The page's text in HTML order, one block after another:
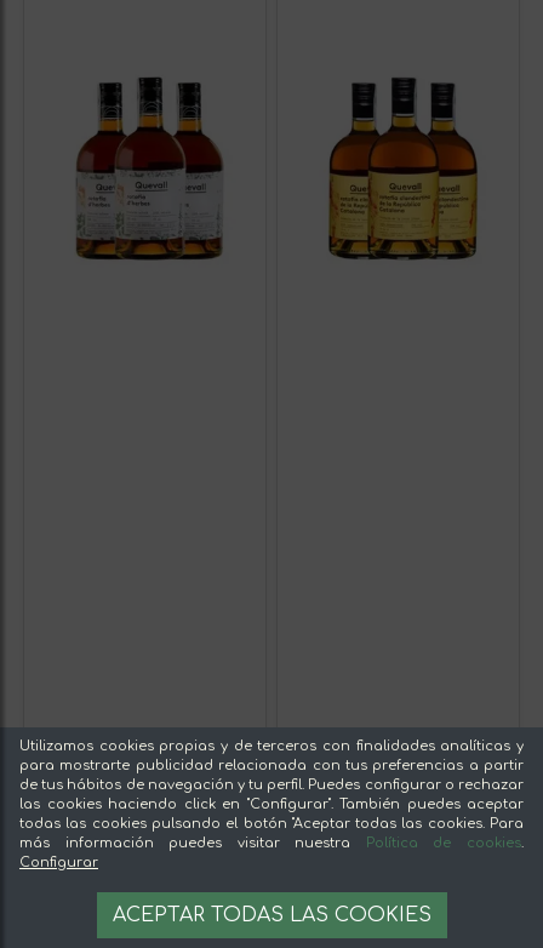
Utilizamos cookies propias y de terceros con finalidades analíticas y
para mostrarte publicidad relacionada con tus preferencias a partir
de tus hábitos de navegación y tu perfil. Puedes configurar o rechazar
las cookies haciendo click en "Configurar". También puedes aceptar
todas las cookies pulsando el botón "Aceptar todas las cookies. Para
más información puedes visitar nuestra
Política de cookies.
Configurar
ACEPTAR TODAS LAS COOKIES